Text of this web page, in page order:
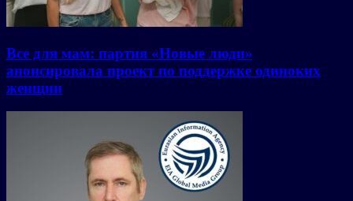
Все для мам: партия «Новые люди»
анонсировала проект по поддержке одиноких
женщин